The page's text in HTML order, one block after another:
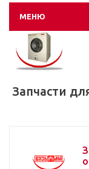
МЕНЮ
Запчасти